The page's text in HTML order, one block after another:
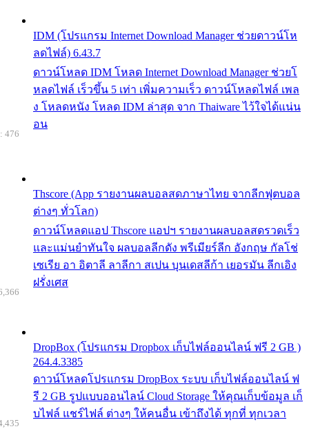
IDM (โปรแกรม Internet Download Manager ช่วยดาวน์โห
ลดไฟล์) 6.43.7
ดาวน์โหลด IDM โหลด Internet Download Manager ช่วยโ
หลดไฟล์ เร็วขึ้น 5 เท่า เพิ่มความเร็ว ดาวน์โหลดไฟล์ เพล
ง โหลดหนัง โหลด IDM ล่าสุด จาก Thaiware ไว้ใจได้แน่น
อน
Thscore (App รายงานผลบอลสดภาษาไทย จากลีกฟุตบอล
ต่างๆ ทั่วโลก)
ดาวน์โหลดแอป Thscore แอปฯ รายงานผลบอลสดรวดเร็ว
และแม่นยำทันใจ ผลบอลลีกดัง พรีเมียร์ลีก อังกฤษ กัลโช่
เซเรีย อา อิตาลี ลาลีกา สเปน บุนเดสลีก้า เยอรมัน ลีกเอิง
ฝรั่งเศส
476
DropBox (โปรแกรม Dropbox เก็บไฟล์ออนไลน์ ฟรี 2 GB )
264.4.3385
ดาวน์โหลดโปรแกรม DropBox ระบบ เก็บไฟล์ออนไลน์ ฟ
รี 2 GB รูปแบบออนไลน์ Cloud Storage ให้คุณเก็บข้อมูล เก็
บไฟล์ แชร์ไฟล์ ต่างๆ ให้คนอื่น เข้าถึงได้ ทุกที่ ทุกเวลา